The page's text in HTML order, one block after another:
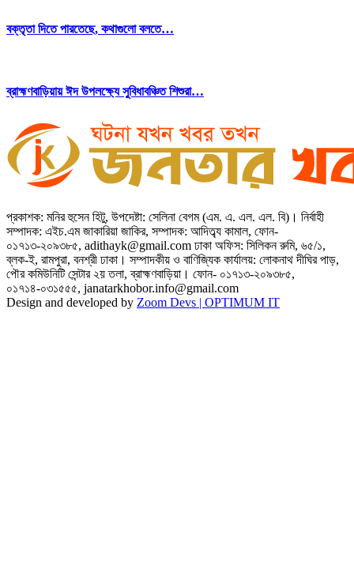
বক্তৃতা দিতে পারতেছে, কথাগুলো বলতে…
ব্রাহ্মণবাড়িয়ায় ঈদ উপলক্ষ্যে সুবিধাবঞ্চিত শিশুরা…
প্রকাশক: মনির হুসেন হিটু, উপদেষ্টা: সেলিনা বেগম (এম. এ. এল. এল. বি) । নির্বাহী
সম্পাদক: এইচ.এম জাকারিয়া জাকির, সম্পাদক: আদিত্ব্য কামাল, ফোন-
০১৭১৩-২০৯৩৮৫, adithayk@gmail.com ঢাকা অফিস: সিলিকন রুমি, ৬৫/১,
ব্লক-ই, রামপুরা, বনশ্রী ঢাকা। সম্পাদকীয় ও বাণিজ্যিক কার্যালয়: লোকনাথ দীঘির পাড়,
পৌর কমিউনিটি সেন্টার ২য় তলা, ব্রাহ্মণবাড়িয়া। ফোন- ০১৭১৩-২০৯৩৮৫,
০১৭১৪-০৩১৫৫৫, janatarkhobor.info@gmail.com
Design and developed by Zoom Devs | OPTIMUM IT